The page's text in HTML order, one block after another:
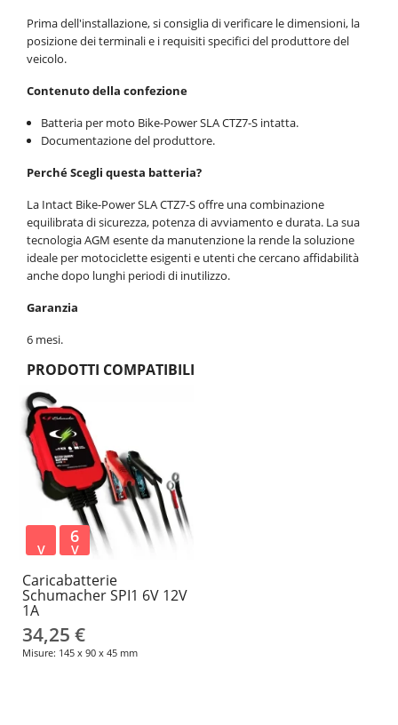
Prima dell'installazione, si consiglia di verificare le dimensioni, la
posizione dei terminali e i requisiti specifici del produttore del
veicolo.
Contenuto della confezione
Batteria per moto Bike-Power SLA CTZ7-S intatta.
Documentazione del produttore.
Perché Scegli questa batteria?
La Intact Bike-Power SLA CTZ7-S offre una combinazione
equilibrata di sicurezza, potenza di avviamento e durata. La sua
tecnologia AGM esente da manutenzione la rende la soluzione
ideale per motociclette esigenti e utenti che cercano affidabilità
anche dopo lunghi periodi di inutilizzo.
Garanzia
6 mesi.
PRODOTTI COMPATIBILI
Caricabatterie
Schumacher SPI1 6V 12V
1A
34,25 €
Misure: 145 x 90 x 45 mm
V
6
V